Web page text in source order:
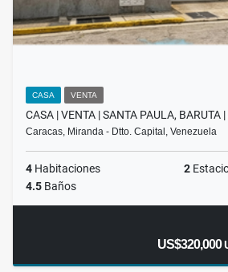
CASA VENTA
CASA | VENTA | SANTA PAULA,
Caracas, Miranda - Dtto. Capital, Venezuela
4 Habitaciones 2
4.5 Baños
US$320,000